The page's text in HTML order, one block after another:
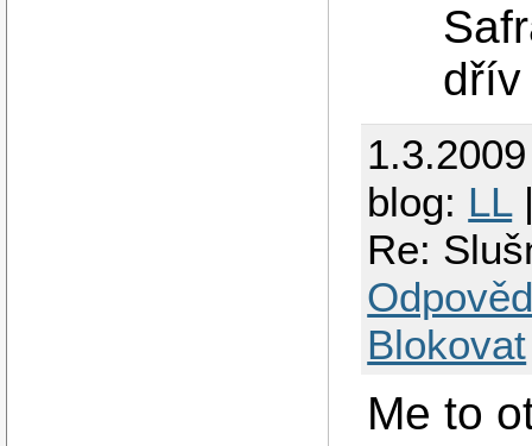
dřív
blog: LL
Re:
Blokovat
Me to